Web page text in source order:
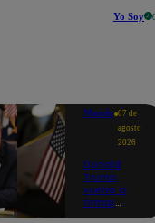
Yo Soy
Mundo 07 de
agosto
2026
Donald
Trump
vuelve a
firmar